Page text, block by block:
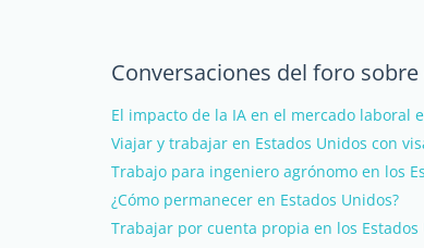
Conversaciones del foro
El impacto de la IA en el mercado laboral
Viajar y trabajar en Estados Unidos con
Trabajo para ingeniero agrónomo en los
¿Cómo permanecer en Estados Unidos?
Trabajar por cuenta propia en los Estados